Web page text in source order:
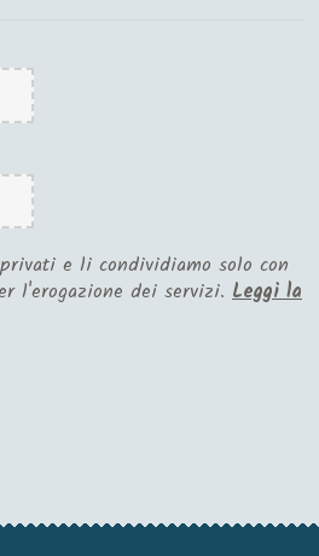
e li condividiamo solo con
l'erogazione dei servizi. Leggi la